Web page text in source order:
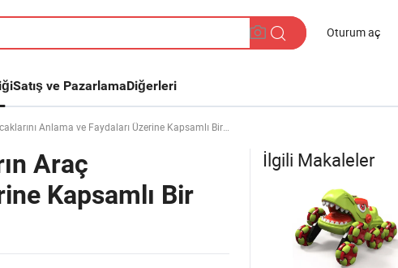
Oturum aç
Satış ve PazarlamaDiğerleri
Anlama ve Faydaları Üzerine Kapsamlı Bir Rehber
Araç
Kapsamlı Bir
İlgili Makaleler